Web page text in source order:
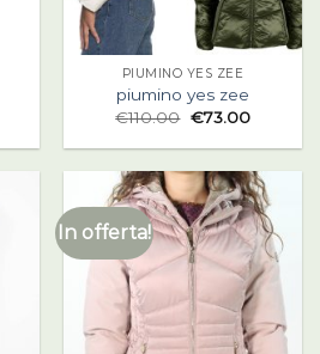
PIUMINO YES ZEE
piumino yes zee
€110.00 €73.00
In offerta!